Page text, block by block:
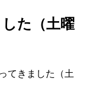
た（土曜
てきました（土